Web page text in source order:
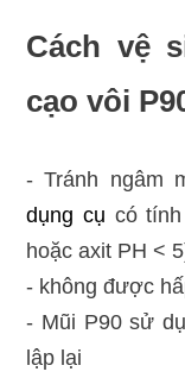
Cách vệ
cạo vôi
- Tránh ngâm
dụng cụ có
hoặc axit PH <
- không được
- Mũi P90 sử
lập lại